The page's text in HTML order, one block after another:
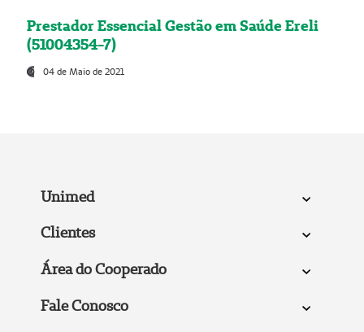
Prestador Essencial Gestão em Saúde Ereli
(51004354-7)
04 de Maio de 2021
Unimed
Clientes
Área do Cooperado
Fale Conosco